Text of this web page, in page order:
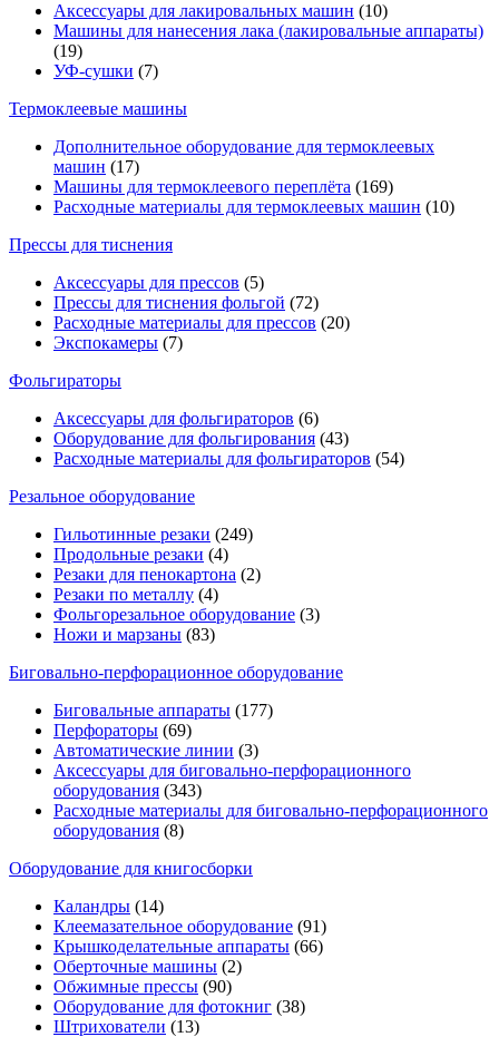
Аксессуары для лакировальных машин (10)
Машины для нанесения лака (лакировальные аппараты)
(19)
УФ-сушки (7)
Термоклеевые машины
Дополнительное оборудование для термоклеевых
машин (17)
Машины для термоклеевого переплёта (169)
Расходные материалы для термоклеевых машин (10)
Прессы для тиснения
Аксессуары для прессов (5)
Прессы для тиснения фольгой (72)
Расходные материалы для прессов (20)
Экспокамеры (7)
Фольгираторы
Аксессуары для фольгираторов (6)
Оборудование для фольгирования (43)
Расходные материалы для фольгираторов (54)
Резальное оборудование
Гильотинные резаки (249)
Продольные резаки (4)
Резаки для пенокартона (2)
Резаки по металлу (4)
Фольгорезальное оборудование (3)
Ножи и марзаны (83)
Биговально-перфорационное оборудование
Биговальные аппараты (177)
Перфораторы (69)
Автоматические линии (3)
Аксессуары для биговально-перфорационного
оборудования (343)
Расходные материалы для биговально-перфорационного
оборудования (8)
Оборудование для книгосборки
Каландры (14)
Клеемазательное оборудование (91)
Крышкоделательные аппараты (66)
Оберточные машины (2)
Обжимные прессы (90)
Оборудование для фотокниг (38)
Штрихователи (13)